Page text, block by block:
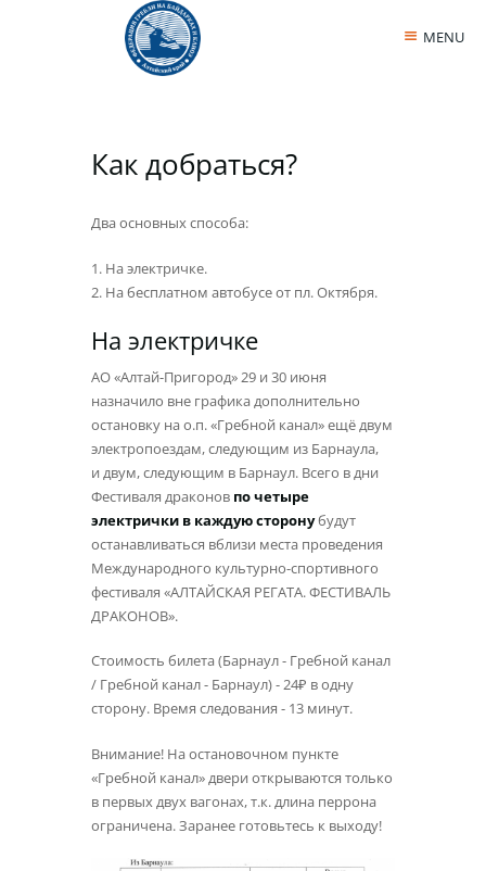
MENU
Как добраться?
Два основных способа:
1. На электричке.
2. На бесплатном автобусе от пл. Октября.
На электричке
АО «Алтай-Пригород» 29 и 30 июня
назначило вне графика дополнительно
остановку на о.п. «Гребной канал» ещё двум
электропоездам, следующим из Барнаула,
и двум, следующим в Барнаул. Всего в дни
Фестиваля драконов по четыре
электрички в каждую сторонубудут
останавливаться вблизи места проведения
Международного культурно-спортивного
фестиваля «АЛТАЙСКАЯ РЕГАТА. ФЕСТИВАЛЬ
ДРАКОНОВ».
Стоимость билета (Барнаул - Гребной канал
/ Гребной канал - Барнаул) - 24₽ в одну
сторону. Время следования - 13 минут.
Внимание! На остановочном пункте
«Гребной канал» двери открываются только
в первых двух вагонах, т.к. длина перрона
ограничена. Заранее готовьтесь к выходу!